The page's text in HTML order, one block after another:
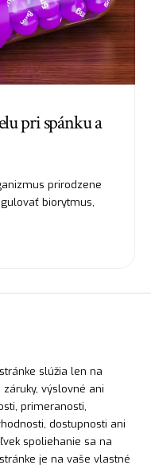
pri spánku a
prirodzene
biorytmus,
slúžia len na
výslovné ani
primeranosti,
dostupnosti ani
spoliehanie sa na
je na vaše vlastné